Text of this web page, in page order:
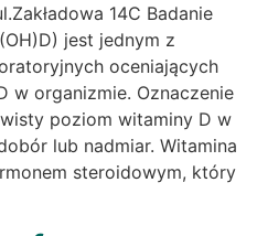
14C Badanie
jest jednym z
oceniających
w organizmie. Oznaczenie
poziom witaminy D w
lub nadmiar. Witamina
steroidowym, który